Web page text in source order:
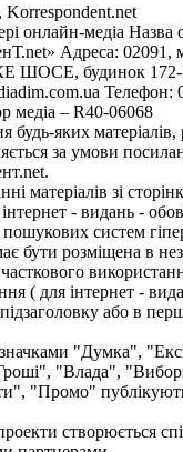
онлайн-медіа Назва
Адреса: 02091,
ШОСЕ, будинок 172-
Телефон:
медіа – R40-06068
будь-яких
за умови
матеріалів зі
інтернет - видань -
пошукових систем
бути розміщена в
( для інтернет -
або в
"Думка",
"Влада",
"Промо"
створюється